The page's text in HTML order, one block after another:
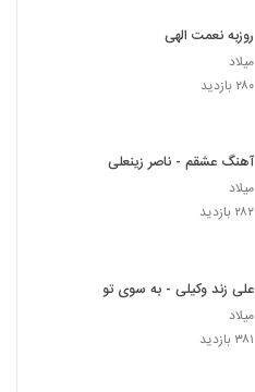
روزبه نعمت الهی
میلاد
۲۸۰ بازدید
آهنگ عشقم - ناصر زینعلی
میلاد
۲۸۲ بازدید
علی زند وکیلی - به سوی تو
میلاد
۳۸۱ بازدید